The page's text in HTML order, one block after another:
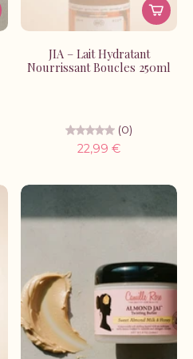
JIA – Lait Hydratant
Nourrissant Boucles 250ml
(0)
22,99 €